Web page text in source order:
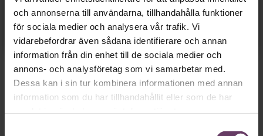
och annonserna till användarna, tillhandahålla funktioner
för sociala medier och analysera vår trafik. Vi
vidarebefordrar även sådana identifierare och annan
information från din enhet till de sociala medier och
annons- och analysföretag som vi samarbetar med.
Dessa kan i sin tur kombinera informationen med annan
information som du har tillhandahållit eller som de har
Dina uppgifter delas aldrig med tredje part.Läs vår
integritetspolicy här.